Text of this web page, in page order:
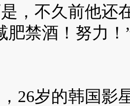
，不久前他还
肥禁酒！努力
岁的韩国影